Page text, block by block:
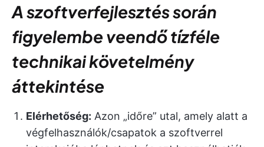
A szoftverfejlesztés során
figyelembe veendő tízféle
technikai követelmény
áttekintése
Elérhetőség: Azon „időre” utal, amely alatt a
végfelhasználók/csapatok a szoftverrel